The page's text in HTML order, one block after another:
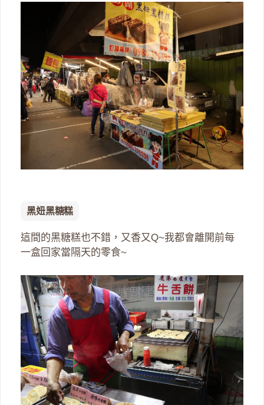
黑妞黑糖糕
這間的黑糖糕也不錯，又香又Q~我都會離開前每
一盒回家當隔天的零食~